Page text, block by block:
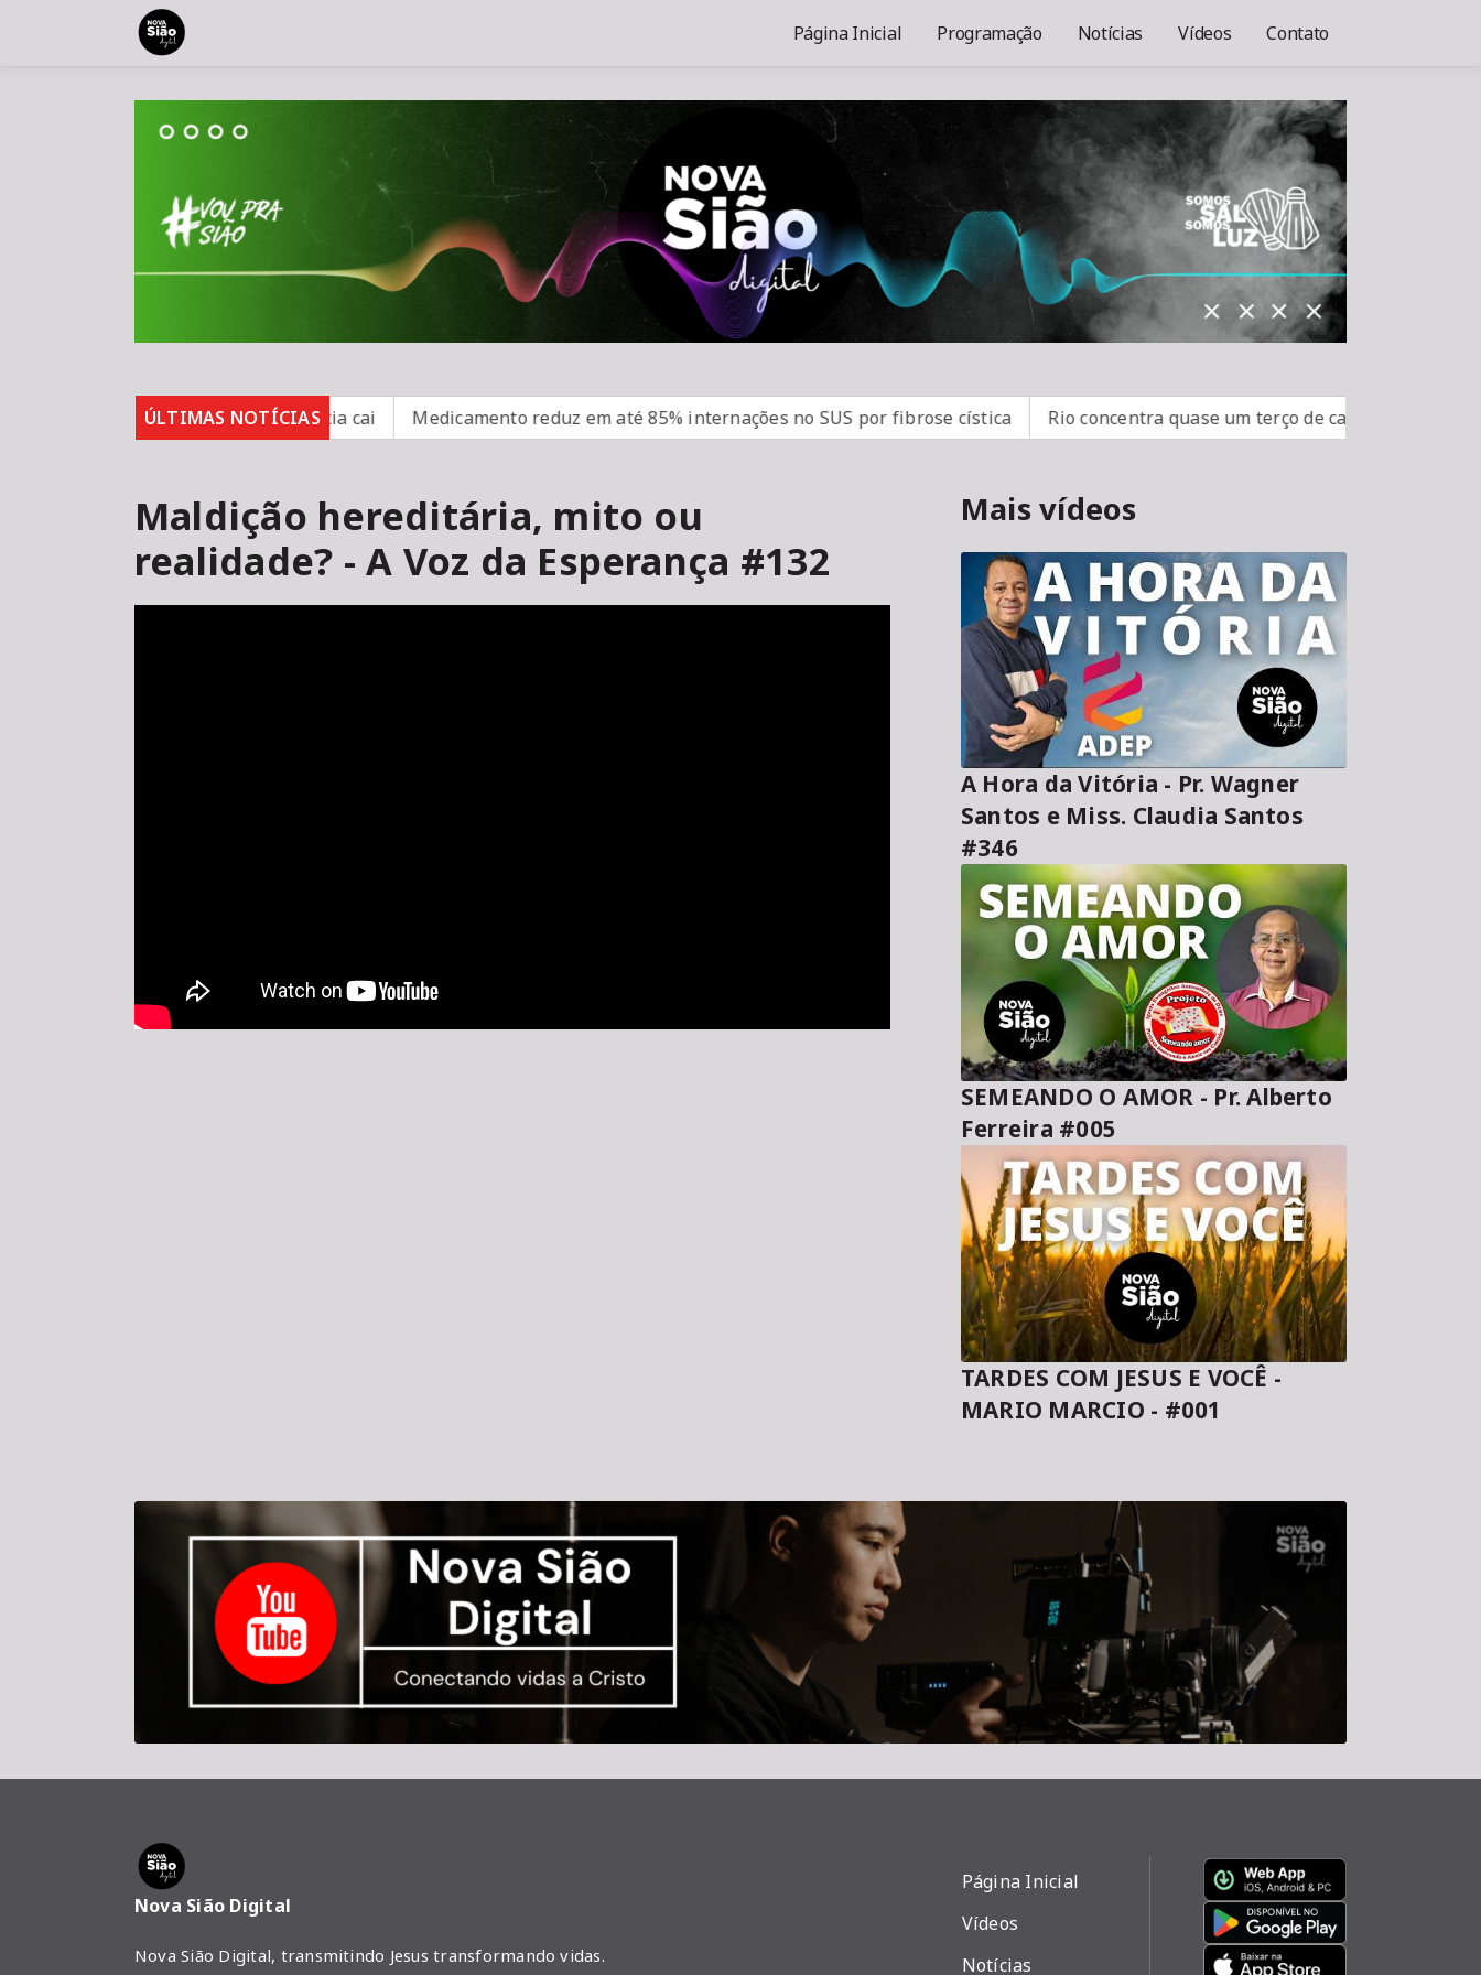
Página Inicial Programação Notícias Vídeos Contato
ÚLTIMAS NOTÍCIAS
para 82%, mas inadimplência cai Medicamento reduz em até 85% internações no SUS por fibrose cística Rio concentra quase um terço de casos de exercício
Maldição hereditária, mito ou
realidade? - A Voz da Esperança #132
Mais vídeos
A Hora da Vitória - Pr. Wagner
Santos e Miss. Claudia Santos
#346
SEMEANDO O AMOR - Pr. Alberto
Ferreira #005
TARDES COM JESUS E VOCÊ -
MARIO MARCIO - #001
Nova Sião Digital
Nova Sião Digital, transmitindo Jesus transformando vidas.
Página Inicial
Vídeos
Notícias